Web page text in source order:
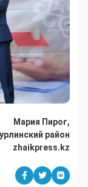
Мария Пирог,
район
zhaikpress.kz